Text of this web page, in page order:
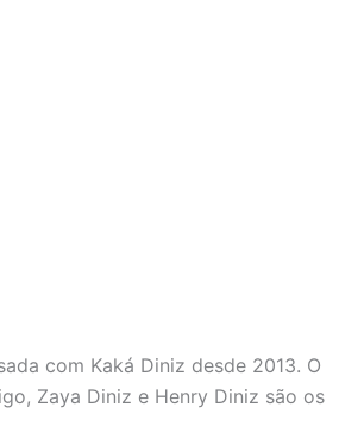
com Kaká Diniz desde 2013. O
Zaya Diniz e Henry Diniz são os